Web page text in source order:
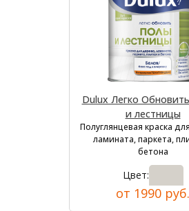
Dulux Легко
и лестницы
Полуглянцевая краска
ламината, паркета,
бетона
Цвет:
от 1990 руб.